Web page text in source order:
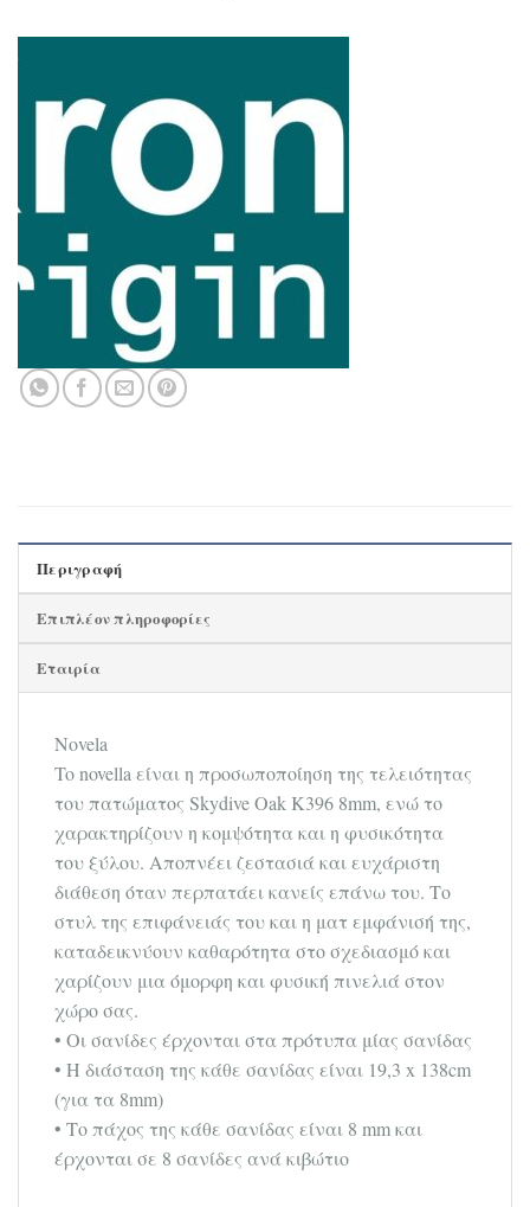
Περιγραφή
Επιπλέον πληροφορίες
Εταιρία
Νοvela
To novella είναι η προσωποποίηση της τελειότητας
του πατώματος Skydive Oak K396 8mm, ενώ το
χαρακτηρίζουν η κομψότητα και η φυσικότητα
του ξύλου. Αποπνέει ζεστασιά και ευχάριστη
διάθεση όταν περπατάει κανείς επάνω του. Το
στυλ της επιφάνειάς του και η ματ εμφάνισή της,
καταδεικνύουν καθαρότητα στο σχεδιασμό και
χαρίζουν μια όμορφη και φυσική πινελιά στον
χώρο σας.
• Οι σανίδες έρχονται στα πρότυπα μίας σανίδας
• Η διάσταση της κάθε σανίδας είναι 19,3 x 138cm
(για τα 8mm)
• Το πάχος της κάθε σανίδας είναι 8 mm και
έρχονται σε 8 σανίδες ανά κιβώτιο